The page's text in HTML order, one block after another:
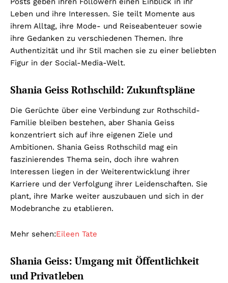
Leben und ihre Interessen. Sie teilt Momente aus
ihrem Alltag, ihre Mode- und Reiseabenteuer sowie
ihre Gedanken zu verschiedenen Themen. Ihre
Authentizität und ihr Stil machen sie zu einer beliebten
Figur in der Social-Media-Welt.
Shania Geiss Rothschild: Zukunftspläne
Die Gerüchte über eine Verbindung zur Rothschild-
Familie bleiben bestehen, aber Shania Geiss
konzentriert sich auf ihre eigenen Ziele und
Ambitionen. Shania Geiss Rothschild mag ein
faszinierendes Thema sein, doch ihre wahren
Interessen liegen in der Weiterentwicklung ihrer
Karriere und der Verfolgung ihrer Leidenschaften. Sie
plant, ihre Marke weiter auszubauen und sich in der
Modebranche zu etablieren.
Mehr sehen:Eileen Tate
Shania Geiss: Umgang mit Öffentlichkeit
und Privatleben